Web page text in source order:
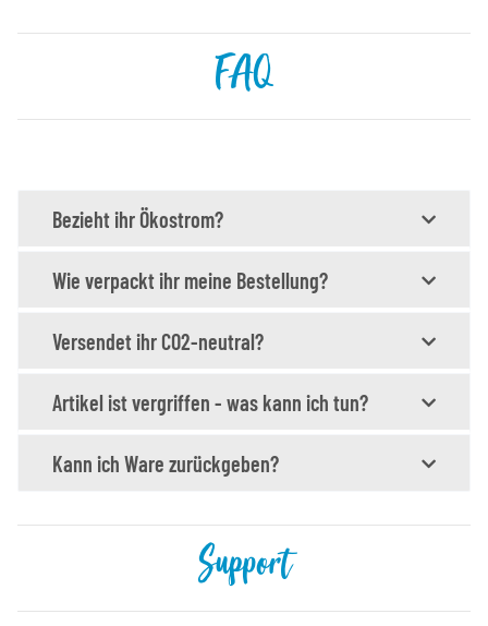
FAQ
Bezieht ihr Ökostrom?
Wie verpackt ihr meine Bestellung?
Versendet ihr CO2-neutral?
Artikel ist vergriffen - was kann ich tun?
Kann ich Ware zurückgeben?
Support